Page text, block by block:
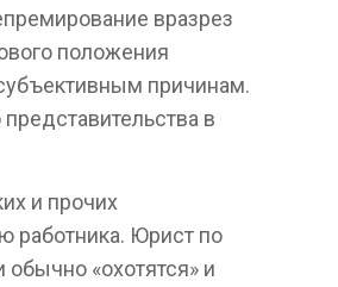
вразрез
положения
причинам.
в
и прочих
работника. Юрист по
«охотятся» и